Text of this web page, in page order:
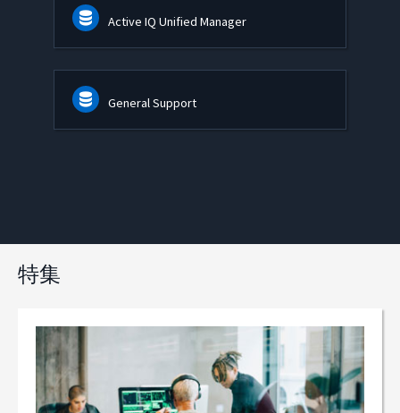
Active IQ Unified Manager
General Support
特集